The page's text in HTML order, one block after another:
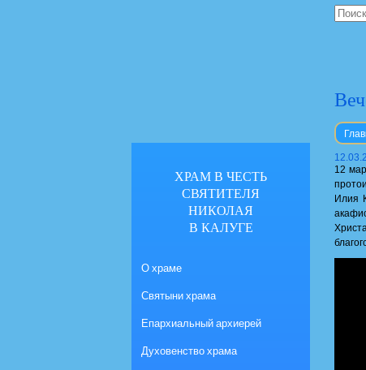
12
Илия
ХРАМ В ЧЕСТЬ
СВЯТИТЕЛЯ
НИКОЛАЯ
В КАЛУГЕ
О храме
Святыни храма
Епархиальный архиерей
Духовенство храма